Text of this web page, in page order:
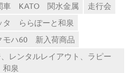
車 KATO 関水金属
走行会
ららぽーと和泉
ハ60 新入荷商品
レンタルレイアウト、ラピー
和泉